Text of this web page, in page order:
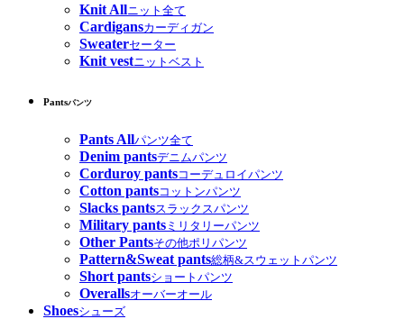
Knit Allニット全て
Cardigansカーディガン
Sweaterセーター
Knit vestニットベスト
Pantsパンツ
Pants Allパンツ全て
Denim pantsデニムパンツ
Corduroy pantsコーデュロイパンツ
Cotton pantsコットンパンツ
Slacks pantsスラックスパンツ
Military pants ミリタリーパンツ
Other Pantsその他ポリパンツ
Pattern&Sweat pants総柄&スウェットパンツ
Short pantsショートパンツ
Overallsオーバーオール
Shoesシューズ